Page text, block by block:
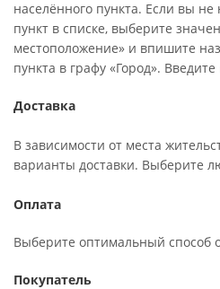
населённого пункта. Если вы
пункт в списке, выберите
местоположение» и впишите
пункта в графу «Город».
Доставка
В зависимости от места
варианты доставки. Выберите
Оплата
Выберите оптимальный способ
Покупатель